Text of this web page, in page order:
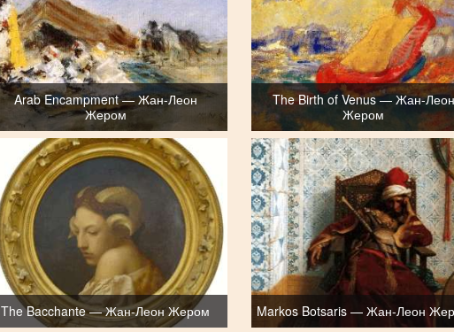
Arab Encampment — Жан-Леон
Жером
The Birth of Venus — Жан-Леон
Жером
The Bacchante — Жан-Леон Жером Markos Botsaris — Жан-Леон